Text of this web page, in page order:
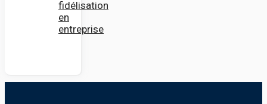
fidélisation
en
entreprise